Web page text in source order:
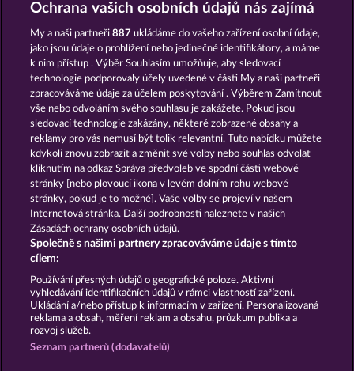
The Land of Heroes Phantoms Mirror
Podmínky Prohlášení o ochraně údajů
Kontakt Společnost Časté dotazy
Facebook Blog
Podat Žádost o Odstoupení
Ochrana vašich osobních údajů nás zajímá
My a naši partneři887 ukládáme do vašeho zařízení osobní údaje,
jako jsou údaje o prohlížení nebo jedinečné identifikátory, a máme
k nim přístup . Výběr Souhlasím umožňuje, aby sledovací
technologie podporovaly účely uvedené v části My a naši partneři
zpracováváme údaje za účelem poskytování . Výběrem Zamítnout
vše nebo odvoláním svého souhlasu je zakážete. Pokud jsou
sledovací technologie zakázány, některé zobrazené obsahy a
reklamy pro vás nemusí být tolik relevantní. Tuto nabídku můžete
kdykoli znovu zobrazit a změnit své volby nebo souhlas odvolat
kliknutím na odkaz Správa předvoleb ve spodní části webové
stránky [nebo plovoucí ikona v levém dolním rohu webové
stránky, pokud je to možné]. Vaše volby se projeví v našem
Internetová stránka. Další podrobnosti naleznete v našich
Zásadách ochrany osobních údajů.
Společně s našimi partnery zpracováváme údaje s tímto
cílem:
Používání přesných údajů o geografické poloze. Aktivní
vyhledávání identifikačních údajů v rámci vlastností zařízení.
Ukládání a/nebo přístup k informacím v zařízení. Personalizovaná
reklama a obsah, měření reklam a obsahu, průzkum publika a
rozvoj služeb.
Seznam partnerů (dodavatelů)